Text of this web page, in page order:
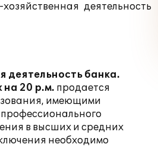
деятельность
деятельность банка.
на 20 р.м. продается
имеющими
в высших и средних
необходимо